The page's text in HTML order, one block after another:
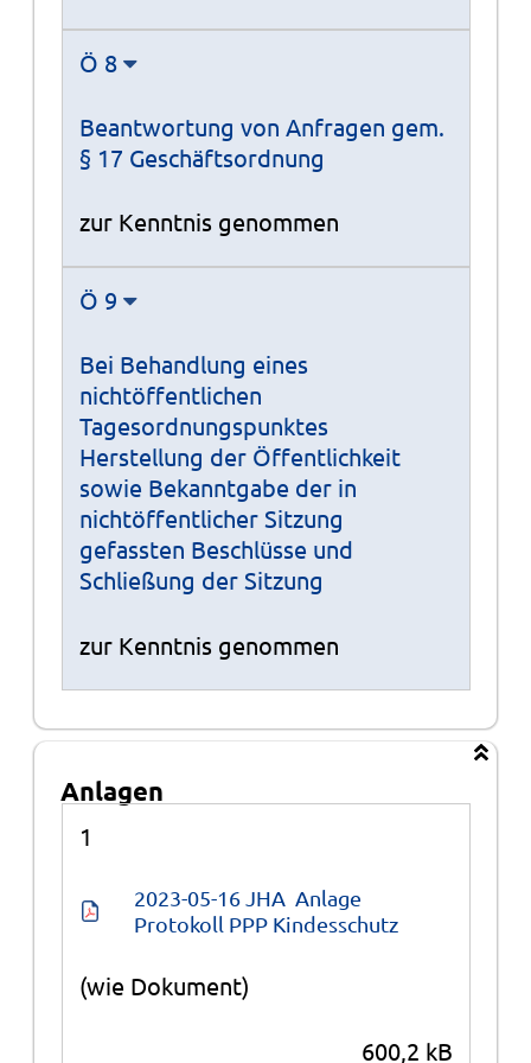
Ö 8
Beantwortung von Anfragen gem.
§ 17 Geschäftsordnung
zur Kenntnis genommen
Ö 9
Bei Behandlung eines
nichtöffentlichen
Tagesordnungspunktes
Herstellung der Öffentlichkeit
sowie Bekanntgabe der in
nichtöffentlicher Sitzung
gefassten Beschlüsse und
Schließung der Sitzung
zur Kenntnis genommen
Anlagen
1
2023-05-16 JHA  Anlage
Protokoll PPP Kindesschutz
(wie Dokument)
600,2 kB